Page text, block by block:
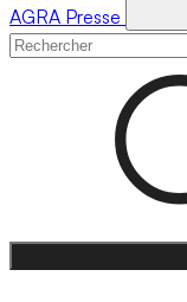
AGRA Presse